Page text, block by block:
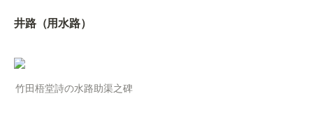
井路（用水路）
竹田梧堂詩の水路助渠之碑